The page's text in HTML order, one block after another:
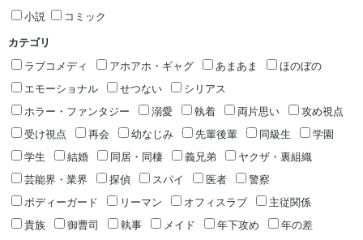
小説
コミック
カテゴリ
ラブコメディ
アホアホ・ギャグ あまあま
ほのぼの
エモーショナル
せつない
シリアス
ホラー・ファンタジー
溺愛 執着 両片思い
攻め視点
受け視点
再会 幼なじみ 先輩後輩 同級生
学園
学生
結婚 同居・同棲 義兄弟
ヤクザ・裏組織
芸能界・業界
探偵 スパイ 医者
警察
ボディーガード
リーマン オフィスラブ
主従関係
貴族
御曹司 執事 メイド 年下攻め
年の差